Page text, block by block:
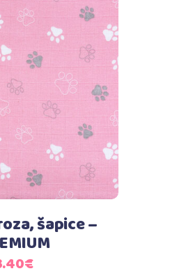
košaricu
šapice –
€